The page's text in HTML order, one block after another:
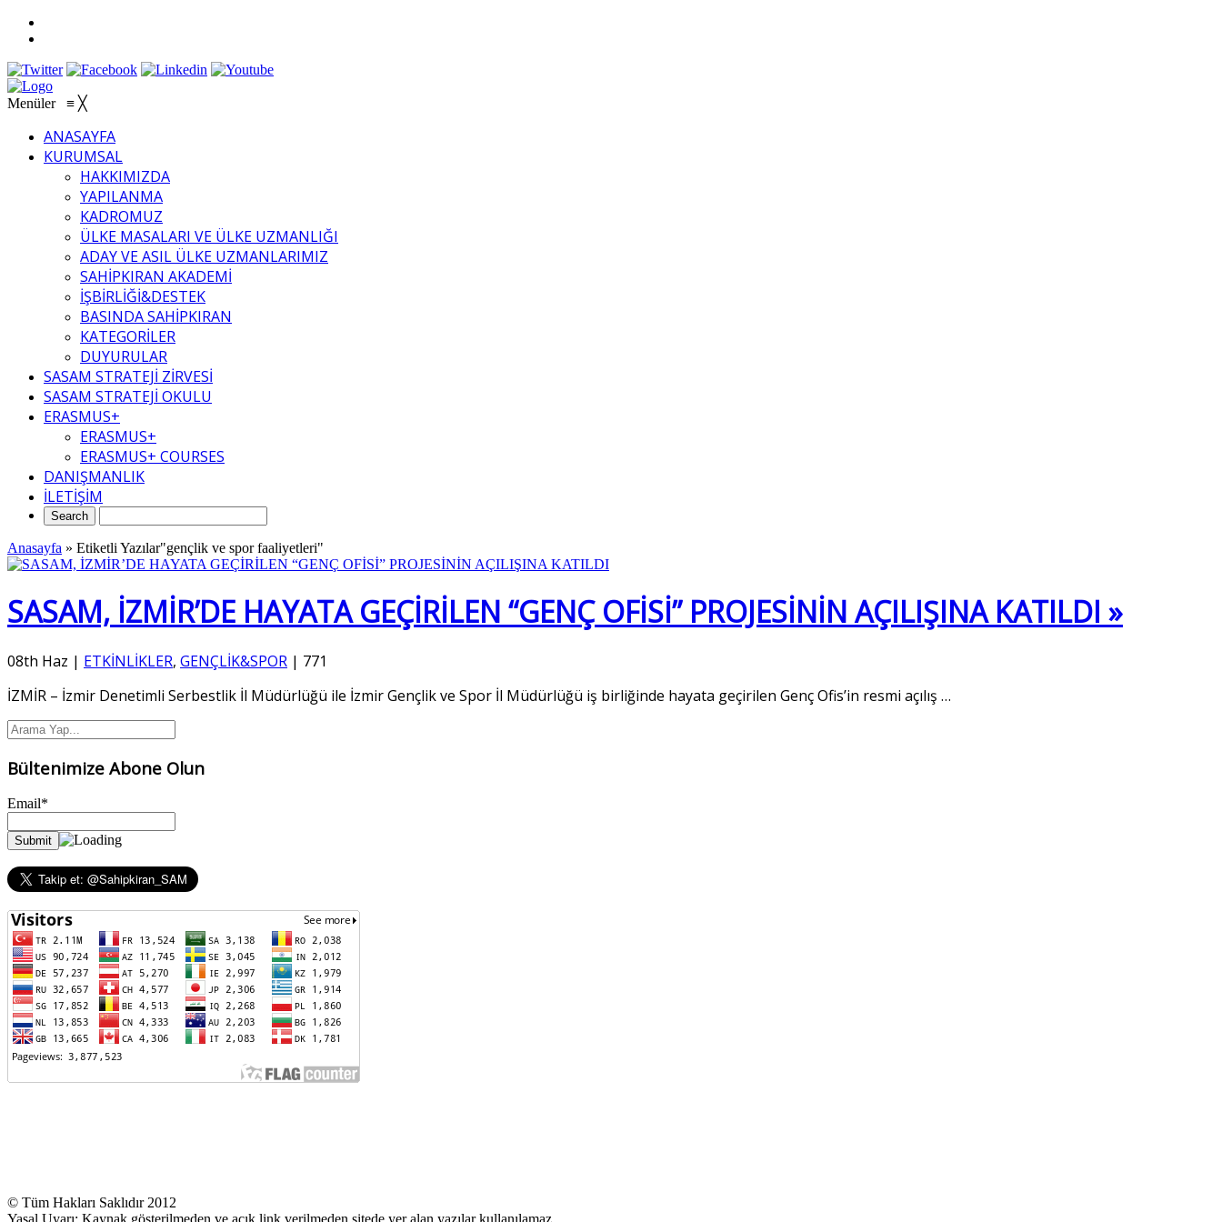
Menüler ≡ ╳
ANASAYFA
KURUMSAL
HAKKIMIZDA
YAPILANMA
KADROMUZ
ÜLKE MASALARI VE ÜLKE UZMANLIĞI
ADAY VE ASIL ÜLKE UZMANLARIMIZ
SAHİPKIRAN AKADEMİ
İŞBİRLİĞİ&DESTEK
BASINDA SAHİPKIRAN
KATEGORİLER
DUYURULAR
SASAM STRATEJİ ZİRVESİ
SASAM STRATEJİ OKULU
ERASMUS+
ERASMUS+
ERASMUS+ COURSES
DANIŞMANLIK
İLETİŞİM
Anasayfa » Etiketli Yazılar"gençlik ve spor faaliyetleri"
SASAM, İZMİR’DE HAYATA GEÇİRİLEN “GENÇ OFİSİ” PROJESİNİN AÇILIŞINA KATILDI »
08th Haz | ETKİNLİKLER, GENÇLİK&SPOR | 771
İZMİR – İzmir Denetimli Serbestlik İl Müdürlüğü ile İzmir Gençlik ve Spor İl Müdürlüğü iş birliğinde hayata geçirilen Genç Ofis’in resmi açılış …
Bültenimize Abone Olun
Email*
© Tüm Hakları Saklıdır 2012